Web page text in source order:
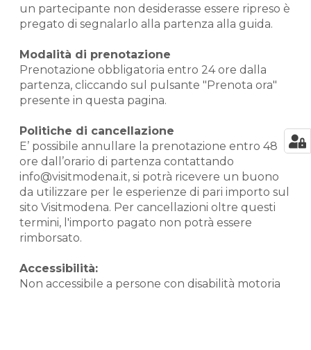
un partecipante non desiderasse essere ripreso è
pregato di segnalarlo alla partenza alla guida.
Modalità di prenotazione
Prenotazione obbligatoria entro 24 ore dalla
partenza, cliccando sul pulsante "Prenota ora"
presente in questa pagina.
Politiche di cancellazione
E’ possibile annullare la prenotazione entro 48
ore dall’orario di partenza contattando
info@visitmodena.it, si potrà ricevere un buono
da utilizzare per le esperienze di pari importo sul
sito Visitmodena. Per cancellazioni oltre questi
termini, l'importo pagato non potrà essere
rimborsato.
Accessibilità:
Non accessibile a persone con disabilità motoria